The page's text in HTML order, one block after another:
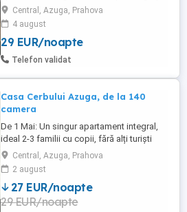
dumneavoastră, de circa 4-6 persoane!, cu
dotări ca și acasă: bucătărie complet
utilată loc de luat masa, două dormitoare
cu paturi duble și canapele extensibile,
plus dependințe ce includ un living
Central, Azuga, Prahova
4 august
29 EUR/noapte
Telefon validat
Casa Cerbului Azuga, de la 140
camera
De 1 Mai: Un singur apartament integral,
ideal 2-3 familii cu copii, fără alți turiști
cazați. DOTĂRI SELF CATERING: bucătărie
complet utilată, curte cu terasă, foișor
închis, grătar, ceaun, barbeque, leagăn,
hamac, trambulină, etc... DISTRACȚIE:
Masă de biliard, jocuri pt cei mari și mici,
Central, Azuga, Prahova
2 august
27 EUR/noapte
29 EUR/noapte